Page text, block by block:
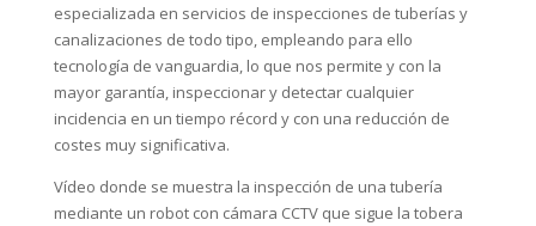
especializada en servicios de inspecciones de tuberías y
canalizaciones de todo tipo, empleando para ello
tecnología de vanguardia, lo que nos permite y con la
mayor garantía, inspeccionar y detectar cualquier
incidencia en un tiempo récord y con una reducción de
costes muy significativa.
Vídeo donde se muestra la inspección de una tubería
mediante un robot con cámara CCTV que sigue la tobera